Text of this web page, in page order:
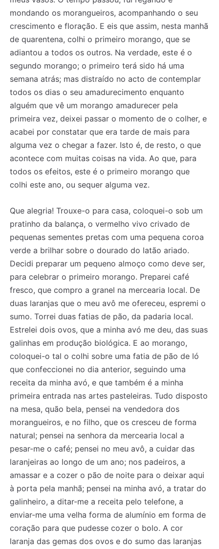
mondando os morangueiros, acompanhando o seu
crescimento e floração. E eis que assim, nesta manhã
de quarentena, colhi o primeiro morango, que se
adiantou a todos os outros. Na verdade, este é o
segundo morango; o primeiro terá sido há uma
semana atrás; mas distraído no acto de contemplar
todos os dias o seu amadurecimento enquanto
alguém que vê um morango amadurecer pela
primeira vez, deixei passar o momento de o colher, e
acabei por constatar que era tarde de mais para
alguma vez o chegar a fazer. Isto é, de resto, o que
acontece com muitas coisas na vida. Ao que, para
todos os efeitos, este é o primeiro morango que
colhi este ano, ou sequer alguma vez.
Que alegria! Trouxe-o para casa, coloquei-o sob um
pratinho da balança, o vermelho vivo crivado de
pequenas sementes pretas com uma pequena coroa
verde a brilhar sobre o dourado do latão ariado.
Decidi preparar um pequeno almoço como deve ser,
para celebrar o primeiro morango. Preparei café
fresco, que compro a granel na mercearia local. De
duas laranjas que o meu avô me ofereceu, espremi o
sumo. Torrei duas fatias de pão, da padaria local.
Estrelei dois ovos, que a minha avó me deu, das suas
galinhas em produção biológica. E ao morango,
coloquei-o tal o colhi sobre uma fatia de pão de ló
que confeccionei no dia anterior, seguindo uma
receita da minha avó, e que também é a minha
primeira entrada nas artes pasteleiras. Tudo disposto
na mesa, quão bela, pensei na vendedora dos
morangueiros, e no filho, que os cresceu de forma
natural; pensei na senhora da mercearia local a
pesar-me o café; pensei no meu avô, a cuidar das
laranjeiras ao longo de um ano; nos padeiros, a
amassar e a cozer o pão de noite para o deixar aqui
à porta pela manhã; pensei na minha avó, a tratar do
galinheiro, a ditar-me a receita pelo telefone, a
enviar-me uma velha forma de alumínio em forma de
coração para que pudesse cozer o bolo. A cor
laranja das gemas dos ovos e do sumo das laranjas